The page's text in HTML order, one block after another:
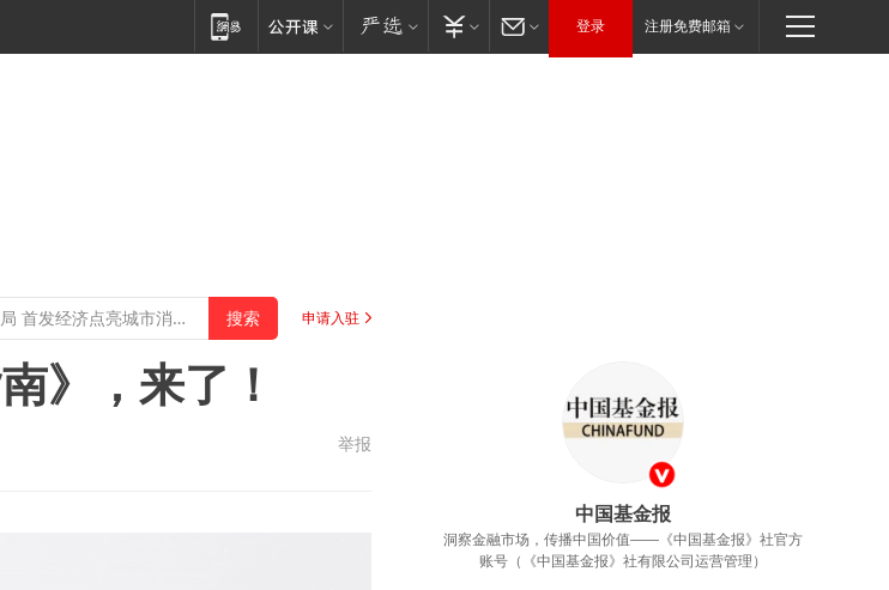
登录 注册免费邮箱
申请入驻
》，来了！
举报
中国基金报
洞察金融市场，传播中国价值——《中国基金报》社官方
账号（《中国基金报》社有限公司运营管理）